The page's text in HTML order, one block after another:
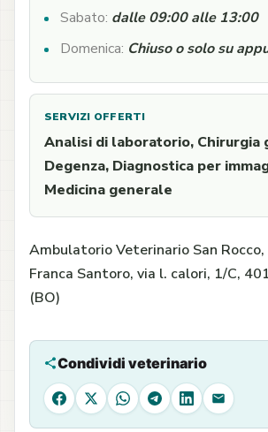
Sabato: dalle 09:00 alle 13:00
Domenica: Chiuso o solo su
SERVIZI OFFERTI
Analisi di laboratorio, Chirurgia
Degenza, Diagnostica per
Medicina generale
Ambulatorio Veterinario San
Franca Santoro, via l. calori, 1/C,
(BO)
Condividi veterinario
Facebook
X WhatsAppTelegram
LinkedIn
Email